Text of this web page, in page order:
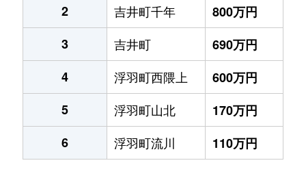
2
吉井町千年
800万円
3
吉井町
690万円
4
浮羽町西隈上
600万円
5
浮羽町山北
170万円
6
浮羽町流川 110万円